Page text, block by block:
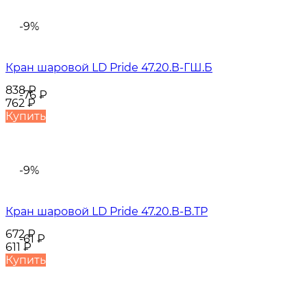
-9%
-76 ₽
Кран шаровой LD Pride 47.20.В-ГШ.Б
838₽
762₽
Купить
-9%
-61₽
Кран шаровой LD Pride 47.20.В-В.ТР
672₽
611 ₽
Купить